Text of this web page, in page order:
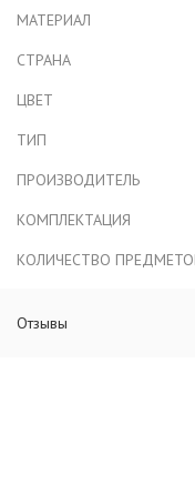
МАТЕРИАЛ
СТРАНА
ЦВЕТ
ТИП
ПРОИЗВОДИТЕЛЬ
КОМПЛЕКТАЦИЯ
КОЛИЧЕСТВО
Отзывы